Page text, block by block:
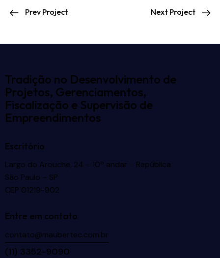
Prev Project Next Project
Tradição no Desenvolvimento de
Projetos, Gerenciamentos,
Fiscalização e Supervisão de
Empreendimentos
Escritório
Largo do Arouche, 24 – 10º andar – República
São Paulo – SP
CEP 01219-902
Entre em contato
contato@maubertec.com.br
(11) 3352-9090